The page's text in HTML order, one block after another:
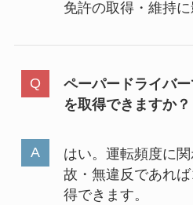
免許の取得・維持に
ペーパードライバ
を取得できますか？
はい。運転頻度に
故・無違反であれ
得できます。